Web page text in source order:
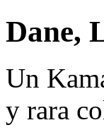
Dane,
Un
y rara